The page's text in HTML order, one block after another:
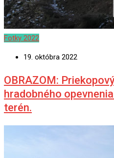
Fotky 2022
19. októbra 2022
OBRAZOM:
hradobného
terén.